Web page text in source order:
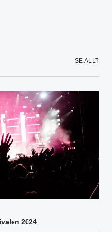
SE ALLT
2024